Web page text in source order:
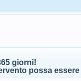
giorni!
possa essere